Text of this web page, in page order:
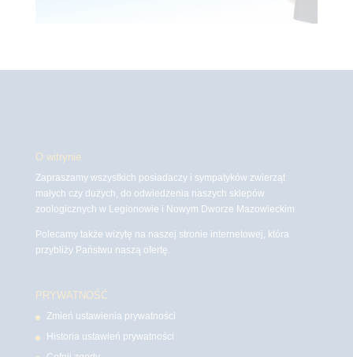
O witrynie
Zapraszamy wszystkich posiadaczy i sympatyków zwierząt
małych czy dużych, do odwiedzenia naszych sklepów
zoologicznych w Legionowie i Nowym Dworze Mazowieckim
Polecamy także wizytę na naszej stronie internetowej, która
przybliży Państwu naszą ofertę.
PRYWATNOŚĆ
Zmień ustawienia prywatności
Historia ustawień prywatności